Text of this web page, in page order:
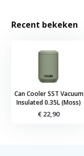
Recent bekeken
Can Cooler SST Vacuum
Insulated 0.35L (Moss)
€ 22,90